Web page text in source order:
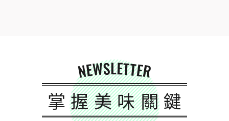
NEWSLETTER
掌握美味關鍵